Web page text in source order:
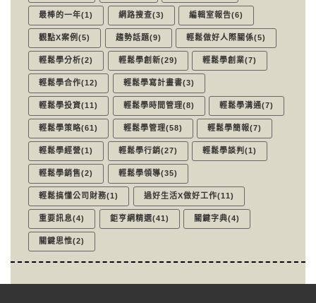
最棒的一年(1) 網路搜查(3) 編輯室報告(6)
觀點X案例(5) 趨勢話題(9) 輕鬆做好人際關係(5)
輕鬆學分析(2) 輕鬆學創新(29) 輕鬆學創業(7)
輕鬆學合作(12) 輕鬆學寫計畫書(3)
輕鬆學投資(11) 輕鬆學時間管理(8) 輕鬆學溝通(7)
輕鬆學策略(61) 輕鬆學管理(58) 輕鬆學簡報(7)
輕鬆學經營(1) 輕鬆學行銷(27) 輕鬆學談判(1)
輕鬆學銷售(2) 輕鬆學領導(35)
輕鬆搞懂公司財務(1) 過好生活X做好工作(11)
重要訊息(4) 鉅亨網精選(41) 關鍵字典(4)
關鍵思惟(2)